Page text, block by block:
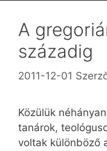
A
századig
2011-12-01
Közülük
tanárok,
voltak különböző